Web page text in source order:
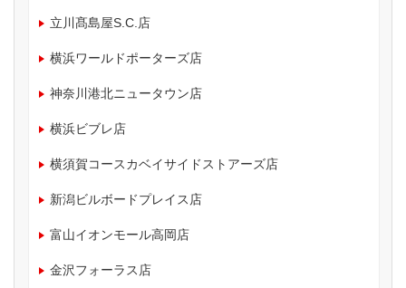
立川髙島屋S.C.店
横浜ワールドポーターズ店
神奈川港北ニュータウン店
横浜ビブレ店
横須賀コースカベイサイドストアーズ店
新潟ビルボードプレイス店
富山イオンモール高岡店
金沢フォーラス店